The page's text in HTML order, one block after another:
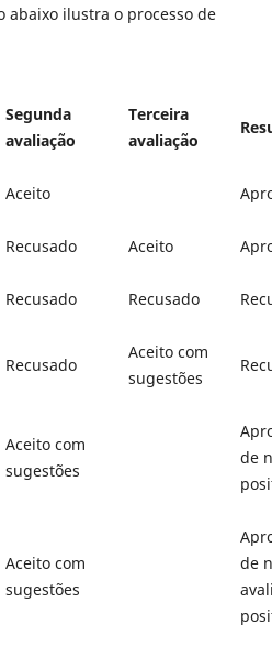
abaixo ilustra o processo de
Segunda
avaliação
Terceira
avaliação
Aceito
Recusado Aceito
Recusado Recusado
Recusado
Aceito com
sugestões
Aceito com
sugestões
de
Aceito com
sugestões
de